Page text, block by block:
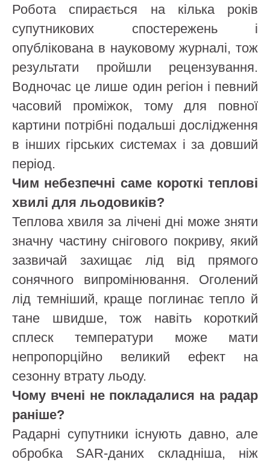
Робота спирається на кілька років
супутникових спостережень і
опублікована в науковому журналі, тож
результати пройшли рецензування.
Водночас це лише один регіон і певний
часовий проміжок, тому для повної
картини потрібні подальші дослідження
в інших гірських системах і за довший
період.
Чим небезпечні саме короткі теплові
хвилі для льодовиків?
Теплова хвиля за лічені дні може зняти
значну частину снігового покриву, який
зазвичай захищає лід від прямого
сонячного випромінювання. Оголений
лід темніший, краще поглинає тепло й
тане швидше, тож навіть короткий
сплеск температури може мати
непропорційно великий ефект на
сезонну втрату льоду.
Чому вчені не покладалися на радар
раніше?
Радарні супутники існують давно, але
обробка SAR‑даних складніша, ніж